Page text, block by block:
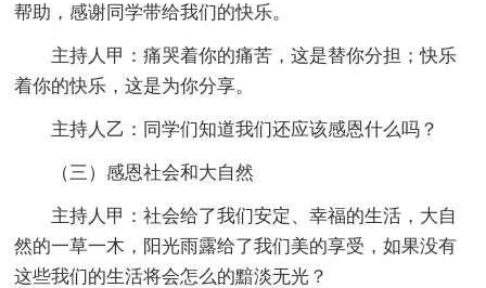
帮助，感谢同学带给我们的快乐。
主持人甲：痛哭着你的痛苦，这是替你分担；快乐
着你的快乐，这是为你分享。
主持人乙：同学们知道我们还应该感恩什么吗？
（三）感恩社会和大自然
主持人甲：社会给了我们安定、幸福的生活，大自
然的一草一木，阳光雨露给了我们美的享受，如果没有
这些我们的生活将会怎么的黯淡无光？